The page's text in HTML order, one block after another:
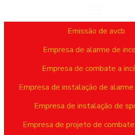
Emissão de avcb
Empresa de alarme de
Empresa de combate a
Empresa de instalação de
Empresa de instalação de
Empresa de projeto de combate